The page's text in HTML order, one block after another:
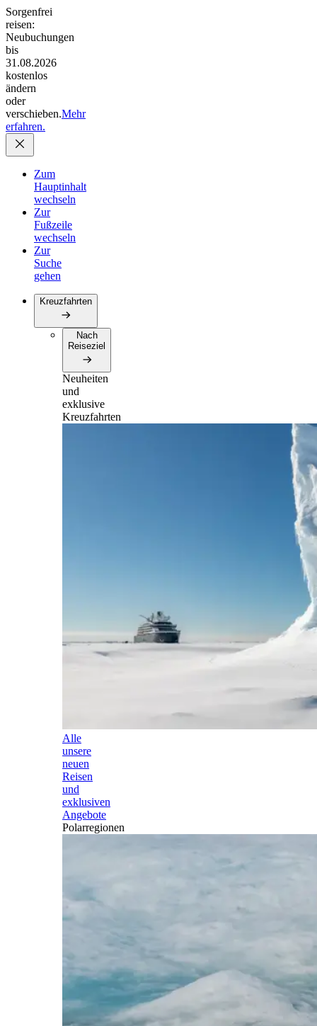
Sorgenfrei
reisen:
Neubuchungen
bis
31.08.2026
kostenlos
ändern
oder
verschieben.Mehr
erfahren.
Zum
Hauptinhalt
wechseln
Zur
Fußzeile
wechseln
Zur
Suche
gehen
Kreuzfahrten
Nach
Reiseziel
Neuheiten
und
exklusive
Kreuzfahrten
Alle
unsere
neuen
Reisen
und
exklusiven
Angebote
Polarregionen